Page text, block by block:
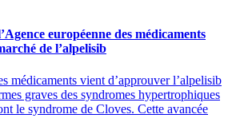
européenne des médicaments
de l’alpelisib
médicaments vient d’approuver l’alpelisib
graves des syndromes hypertrophiques
le syndrome de Cloves. Cette avancée